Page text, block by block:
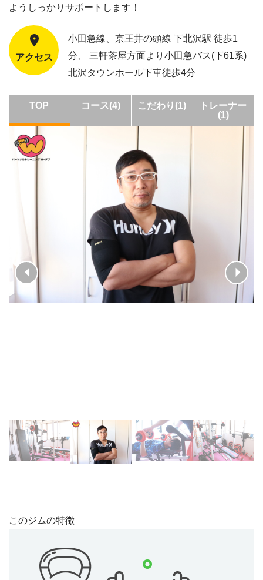
ようしっかりサポートします！
アクセス
小田急線、京王井の頭線 下北沢駅 徒歩1
分、 三軒茶屋方面より小田急バス(下61系)
北沢タウンホール下車徒歩4分
TOP コース(4) こだわり(1)
トレーナー
(1)
このジムの特徴